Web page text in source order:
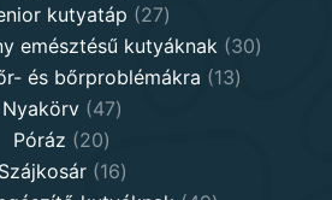
kutyatáp 2727
products
emésztésű kutyáknak 3030
és bőrproblémákra 1313
Nyakörv 4747
Póráz 2020
products
Szájkosár 1616